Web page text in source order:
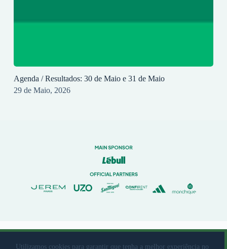
Utilizamos cookies para garantir que tenha a melhor experiência no
Agenda / Resultados: 30 de Maio e 31 de Maio
29 de Maio, 2026
© 2023 Rio Ave Futebol Clube Desenvolvido porbrandit